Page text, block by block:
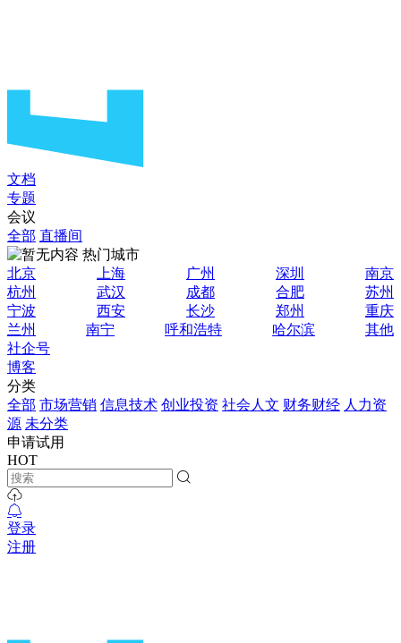
文档
专题
会议
全部 直播间
热门城市
北京
上海 广州 深圳
南京
杭州
武汉 成都 合肥
苏州
宁波
西安 长沙 郑州
重庆
兰州
南宁 呼和浩特 哈尔滨
其他
社企号
博客
分类
全部 市场营销 信息技术 创业投资 社会人文 财务财经 人力资
源 未分类
申请试用
HOT
登录
注册